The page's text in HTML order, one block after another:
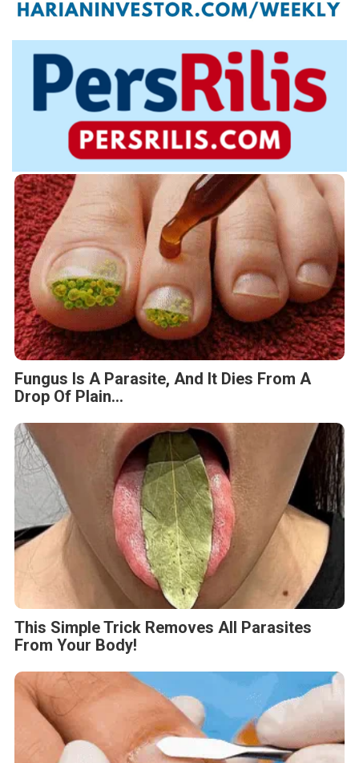
Fungus Is A Parasite, And It Dies From A
Drop Of Plain...
This Simple Trick Removes All Parasites
From Your Body!